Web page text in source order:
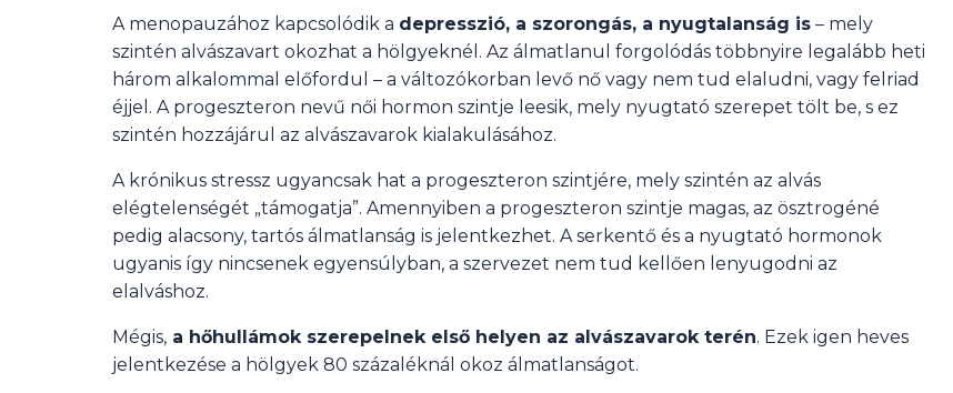
A menopauzához kapcsolódik a depresszió, a szorongás, a nyugtalanság is– mely
szintén alvászavart okozhat a hölgyeknél. Az álmatlanul forgolódás többnyire legalább heti
három alkalommal előfordul – a változókorban levő nő vagy nem tud elaludni, vagy felriad
éjjel. A progeszteron nevű női hormon szintje leesik, mely nyugtató szerepet tölt be, s ez
szintén hozzájárul az alvászavarok kialakulásához.
A krónikus stressz ugyancsak hat a progeszteron szintjére, mely szintén az alvás
elégtelenségét „támogatja”. Amennyiben a progeszteron szintje magas, az ösztrogéné
pedig alacsony, tartós álmatlanság is jelentkezhet. A serkentő és a nyugtató hormonok
ugyanis így nincsenek egyensúlyban, a szervezet nem tud kellően lenyugodni az
elalváshoz.
Mégis,a hőhullámok szerepelnek első helyen az alvászavarok terén. Ezek igen heves
jelentkezése a hölgyek 80 százaléknál okoz álmatlanságot.